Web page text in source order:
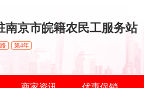
南京市皖籍农民工服务站
第4年